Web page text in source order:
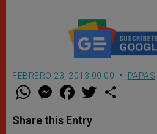
FEBRERO 23, 2013 00:00 PAPAS
W
t
s
M
e
s
e
F
a
e
b
w
Share this Entry